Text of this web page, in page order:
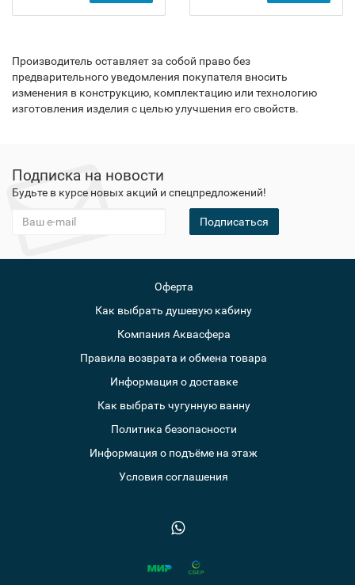
Производитель оставляет за собой право без
предварительного уведомления покупателя вносить
изменения в конструкцию, комплектацию или технологию
изготовления изделия с целью улучшения его свойств.
Подписка на новости
Будьте в курсе новых акций и спецпредложений!
Подписаться
Оферта
Как выбрать душевую кабину
Компания Аквасфера
Правила возврата и обмена товара
Информация о доставке
Как выбрать чугунную ванну
Политика безопасности
Информация о подъёме на этаж
Условия соглашения